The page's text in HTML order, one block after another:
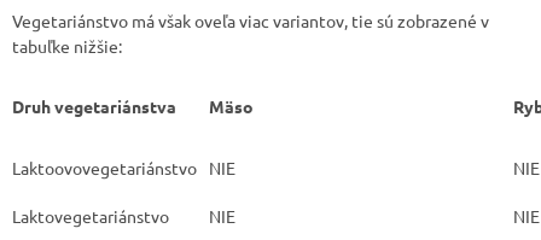
Vegetariánstvo má však oveľa viac variantov, tie sú zobrazené v
tabuľke nižšie:
Druh vegetariánstva Mäso
Laktoovovegetariánstvo NIE NIE
Laktovegetariánstvo NIE NIE